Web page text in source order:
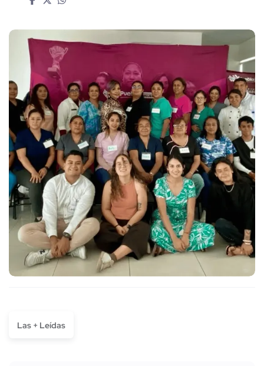
Las + Leídas